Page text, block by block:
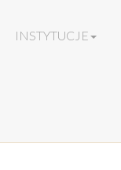
INSTYTUCJE